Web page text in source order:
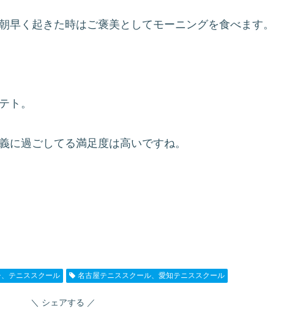
早く起きた時はご褒美としてモーニングを食べます。
ト。
に過ごしてる満足度は高いですね。
テニススクール 名古屋テニススクール、愛知テニススクール
シェアする